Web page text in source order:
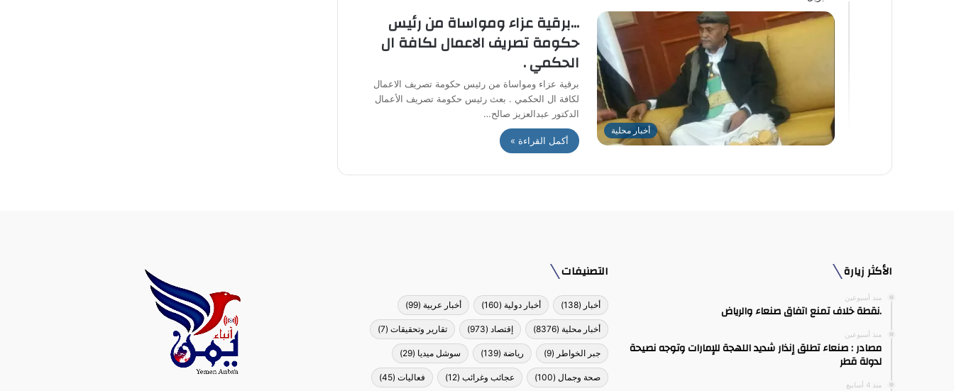
أخبار محلية
…برقية عزاء ومواساة من رئيس
حكومة تصريف الاعمال لكافة ال
الحكمي .
برقية عزاء ومواساة من رئيس حكومة تصريف الاعمال
لكافة ال الحكمي . بعث رئيس حكومة تصريف الأعمال
الدكتور عبدالعزيز صالح…
أكمل القراءة »
الأكثر زيارة
منذ أسبوعين
.نقطة خلاف تمنع اتفاق صنعاء والرياض
منذ أسبوعين
مصادر : صنعاء تطلق إنذار شديد اللهجة للإمارات وتوجه نصيحة
لدولة قطر
منذ 4 أسابيع
التصنيفات
أخبار (138) أخبار دولية(160) أخبار عربية(99)
أخبار محلية(8376) إقتصاد (973) تقارير وتحقيقات(7)
جبر الخواطر (9) رياضة(139) سوشل ميديا (29)
صحة وجمال (100) عجائب وغرائب(12) فعاليات(45)